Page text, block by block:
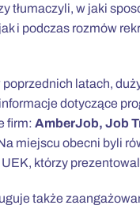
tłumaczyli, w jaki
i podczas rozmów
poprzednich latach,
dotyczące
firm:AmberJob, Job
miejscu obecni byli
którzy
także